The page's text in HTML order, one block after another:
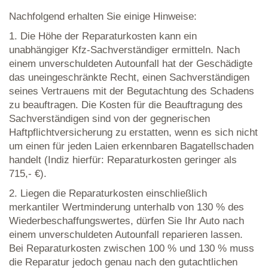
Nachfolgend erhalten Sie einige Hinweise:
1. Die Höhe der Reparaturkosten kann ein
unabhängiger Kfz-Sachverständiger ermitteln. Nach
einem unverschuldeten Autounfall hat der Geschädigte
das uneingeschränkte Recht, einen Sachverständigen
seines Vertrauens mit der Begutachtung des Schadens
zu beauftragen. Die Kosten für die Beauftragung des
Sachverständigen sind von der gegnerischen
Haftpflichtversicherung zu erstatten, wenn es sich nicht
um einen für jeden Laien erkennbaren Bagatellschaden
handelt (Indiz hierfür: Reparaturkosten geringer als
715,- €).
2. Liegen die Reparaturkosten einschließlich
merkantiler Wertminderung unterhalb von 130 % des
Wiederbeschaffungswertes, dürfen Sie Ihr Auto nach
einem unverschuldeten Autounfall reparieren lassen.
Bei Reparaturkosten zwischen 100 % und 130 % muss
die Reparatur jedoch genau nach den gutachtlichen